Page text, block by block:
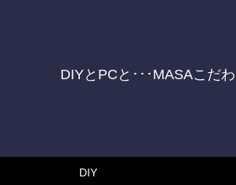
DIYとPCと･･･MASAこだ
DIY